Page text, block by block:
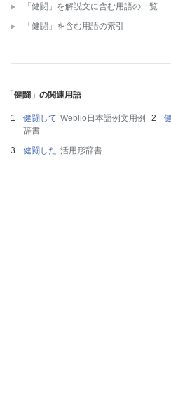
「健闘」を解説文に含む用語の一覧
「健闘」を含む用語の索引
「健闘」の関連用語
健闘して Weblio日本語例文用例
辞書
健闘した 活用形辞書